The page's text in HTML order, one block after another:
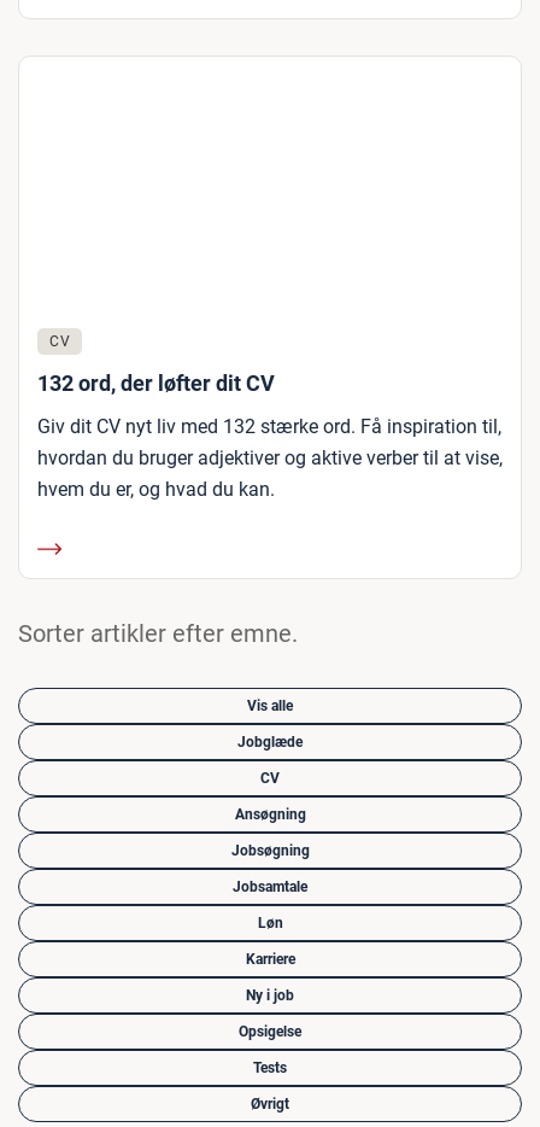
CV
132 ord, der løfter dit CV
Giv dit CV nyt liv med 132 stærke ord. Få inspiration til,
hvordan du bruger adjektiver og aktive verber til at vise,
hvem du er, og hvad du kan.
Sorter artikler efter emne.
Vis alle
Jobglæde
CV
Ansøgning
Jobsøgning
Jobsamtale
Løn
Karriere
Ny i job
Opsigelse
Tests
Øvrigt